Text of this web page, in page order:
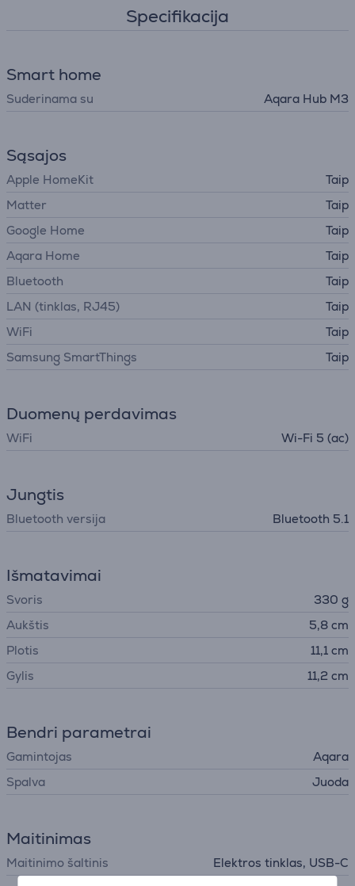
Specifikacija
Smart home
Suderinama su Aqara Hub M3
Sąsajos
Apple HomeKit
Taip
Matter
Taip
Google Home
Taip
Aqara Home
Taip
Bluetooth
Taip
LAN (tinklas, RJ45)
Taip
WiFi
Taip
Samsung SmartThings
Taip
Duomenų perdavimas
WiFi Wi-Fi 5 (ac)
Jungtis
Bluetooth versija Bluetooth 5.1
Išmatavimai
Svoris
330 g
Aukštis
5,8 cm
Plotis
11,1 cm
Gylis
11,2 cm
Bendri parametrai
Gamintojas
Aqara
Spalva
Juoda
Maitinimas
Maitinimo šaltinis Elektros tinklas, USB-C